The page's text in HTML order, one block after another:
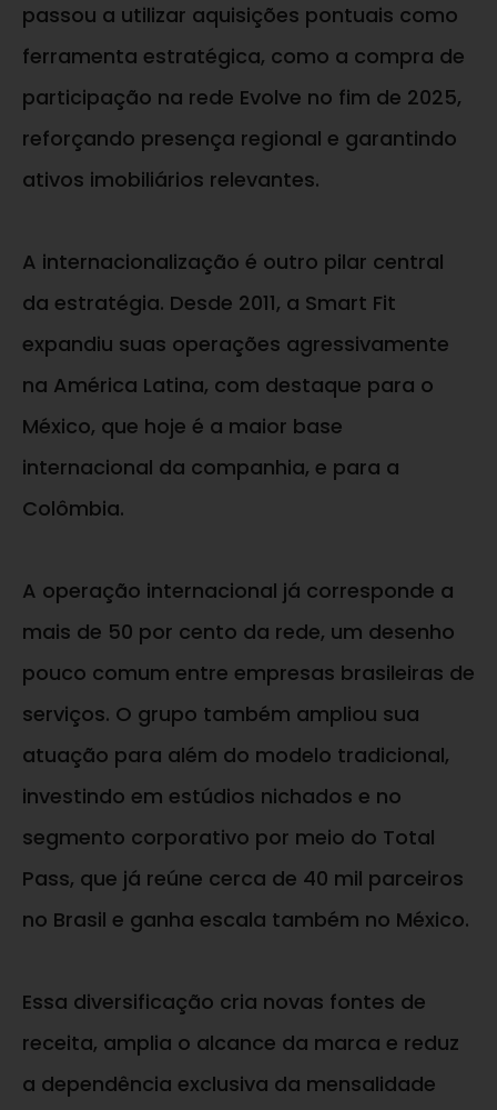
passou a utilizar aquisições pontuais como
ferramenta estratégica, como a compra de
participação na rede Evolve no fim de 2025,
reforçando presença regional e garantindo
ativos imobiliários relevantes.
A internacionalização é outro pilar central
da estratégia. Desde 2011, a Smart Fit
expandiu suas operações agressivamente
na América Latina, com destaque para o
México, que hoje é a maior base
internacional da companhia, e para a
Colômbia.
A operação internacional já corresponde a
mais de 50 por cento da rede, um desenho
pouco comum entre empresas brasileiras de
serviços. O grupo também ampliou sua
atuação para além do modelo tradicional,
investindo em estúdios nichados e no
segmento corporativo por meio do Total
Pass, que já reúne cerca de 40 mil parceiros
no Brasil e ganha escala também no México.
Essa diversificação cria novas fontes de
receita, amplia o alcance da marca e reduz
a dependência exclusiva da mensalidade